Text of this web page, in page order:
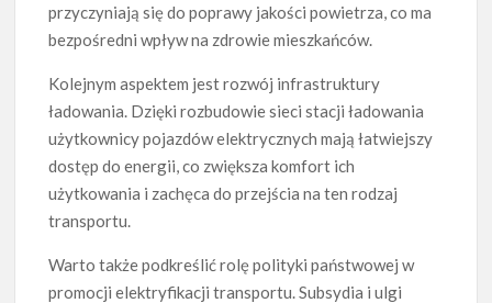
przyczyniają się do poprawy jakości powietrza, co ma
bezpośredni wpływ na zdrowie mieszkańców.
Kolejnym aspektem jest rozwój infrastruktury
ładowania. Dzięki rozbudowie sieci stacji ładowania
użytkownicy pojazdów elektrycznych mają łatwiejszy
dostęp do energii, co zwiększa komfort ich
użytkowania i zachęca do przejścia na ten rodzaj
transportu.
Warto także podkreślić rolę polityki państwowej w
promocji elektryfikacji transportu. Subsydia i ulgi